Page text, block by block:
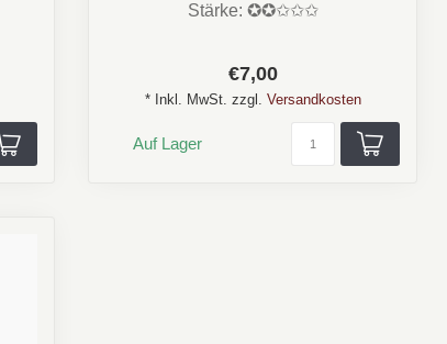
Stärke: ✪✪✩✩✩
...
€7,00
* Inkl. MwSt. zzgl. Versandkosten
Auf Lager